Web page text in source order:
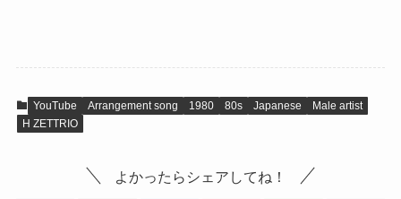
YouTube Arrangement song 1980 80s Japanese
Male artist
H ZETTRIO
よかったらシェアしてね！